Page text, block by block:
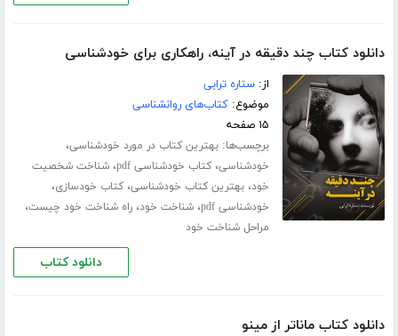
دانلود کتاب چند دقیقه در آینه، راهکاری برای خودشناسی
از:ستاره ترابی
موضوع:کتاب‌های روانشناسی
۱۵ صفحه
برچسب‌ها:بهترین کتاب در مورد خودشناسی،
خودشناسی،کتاب خودشناسی pdf ،شناخت شخصیت
خود،بهترین کتاب خودشناسی،کتاب خودسازی،
خودشناسی pdf ،شناخت خود،راه شناخت خود چیست،
مراحل شناخت خود
دانلود کتاب
دانلود کتاب ماناتر از مینو